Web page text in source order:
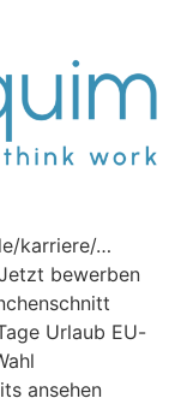
karriere/…
bewerben
Urlaub EU-
ansehen